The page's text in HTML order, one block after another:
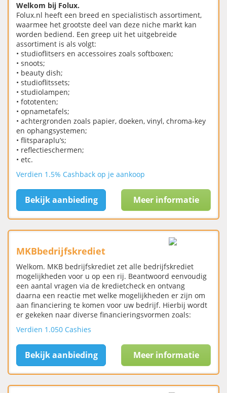
Welkom bij Folux.
Folux.nl heeft een breed en specialistisch assortiment,
waarmee het grootste deel van deze niche markt kan
worden bediend. Een greep uit het uitgebreide
assortiment is als volgt:
• studioflitsers en accessoires zoals softboxen;
• snoots;
• beauty dish;
• studioflitssets;
• studiolampen;
• fototenten;
• opnametafels;
• achtergronden zoals papier, doeken, vinyl, chroma-key
en ophangsystemen;
• flitsparaplu’s;
• reflectieschermen;
• etc.
Verdien 1.5% Cashback op je aankoop
Bekijk aanbieding Meer informatie
MKBbedrijfskrediet
Welkom. MKB bedrijfskrediet zet alle bedrijfskrediet
mogelijkheden voor u op een rij. Beantwoord eenvoudig
een aantal vragen via de kredietcheck en ontvang
daarna een reactie met welke mogelijkheden er zijn om
aan financiering te komen voor uw bedrijf. Hierbij wordt
er gekeken naar diverse financieringsvormen zoals:
Verdien 1.050 Cashies
Bekijk aanbieding Meer informatie